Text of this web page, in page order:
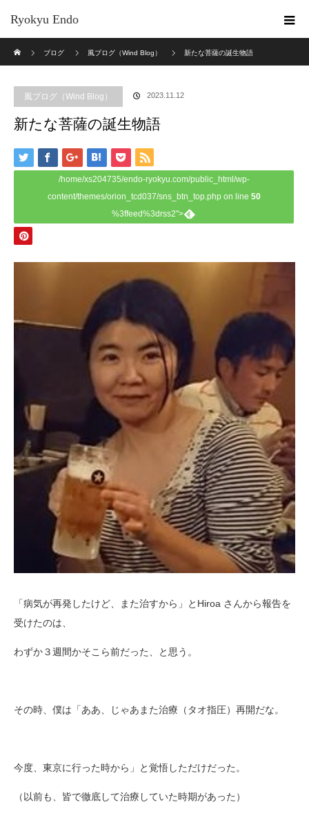
Ryokyu Endo
ブログ
風ブログ（Wind Blog） 新たな菩薩の誕生物語
風ブログ（Wind Blog） 2023.11.12
新たな菩薩の誕生物語
/home/xs204735/endo-ryokyu.com/public_html/wp-
content/themes/orion_tcd037/sns_btn_top.php on line 50
%3ffeed%3drss2">
「病気が再発したけど、また治すから」とHiroa さんから報告を
受けたのは、
わずか３週間かそこら前だった、と思う。
その時、僕は「ああ、じゃあまた治療（タオ指圧）再開だな。
今度、東京に行った時から」と覚悟しただけだった。
（以前も、皆で徹底して治療していた時期があった）